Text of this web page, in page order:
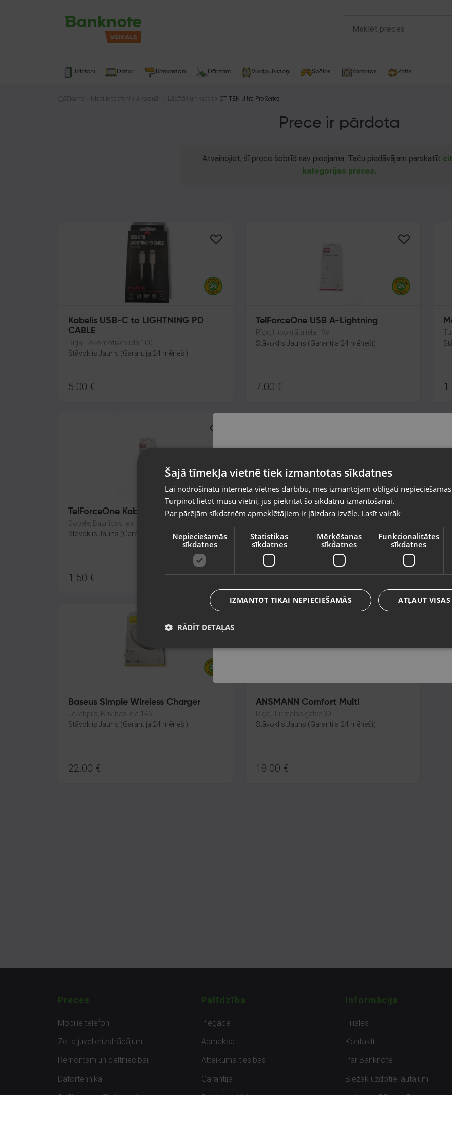
Telefoni Datori Remontam Dārzam Viedpulksteņi Spēles Kameras Zelts
Sākums Mobilie telefoni Aksesuāri Lādētāji un kabeļi CT TEK Ultra Pro Series
Prece ir pārdota
Atvainojiet, šī prece šobrīd nav pieejama. Taču piedāvājam parskatīt
kategorijas preces.
Kabelis USB-C to LIGHTNING PD
CABLE
Rīga, Lokomotīves iela 100
Stāvoklis Jauns (Garantija 24 mēneši)
5.00 €
TelForceOne USB A-Lightning
Rīga, Hipokrāta iela 19a
Stāvoklis Jauns (Garantija 24 mēneši)
7.00 €
TelForceOne Kabeļi USB A-Micro USB
Dobele, Baznīcas iela 4a
Stāvoklis Jauns (Garantija 24 mēneši)
1.50 €
TelForceOne USB A-Type C
Stāvoklis Jauns (Garantija 24 mēneši)
6.00€
Baseus Simple Wireless Charger
Jēkabpils, Brīvības iela 146
Stāvoklis Jauns (Garantija 24 mēneši)
22.00 €
ANSMANN Comfort Multi
Rīga, Jūrmalas gatve 30
Stāvoklis Jauns (Garantija 24 mēneši)
18.00 €
Preces
Mobilie telefoni
Zelta juvelierizstrādājumi
Remontam un celtniecībai
Datortehnika
Spēles un spēļu konsoles
Palīdzība
Piegāde
Apmaksa
Atteikuma tiesības
Garantija
Preču uzpirkšana
Informācija
Filiāles
Kontakti
Par Banknote
Biežāk uzdotie jautājumi
Lietots – Pārbaudīts
valsti
Vietnes saturs būs attēlots izvēlētajā valodā
Valsts
Valoda
Latviešu / Latvian
Šajā tīmekļa vietnē tiek izmantotas sīkdatnes
Lai nodrošinātu interneta vietnes darbību, mēs izmantojam obligāti
Turpinot lietot mūsu vietni, jūs piekrītat šo sīkdatņu izmantošanai.
Par pārējām sīkdatnēm apmeklētājiem ir jāizdara izvēle. Lasīt vairāk
Nepieciešamās
sīkdatnes
Statistikas
sīkdatnes
Mērķēšanas
sīkdatnes
Funkcionalitātes
sīkdatnes
ATĻAUT
IZMANTOT TIKAI NEPIECIEŠAMĀS
RĀDĪT DETAĻAS